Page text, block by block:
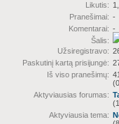
Likutis:
Pranešimai: -
Komentarai: -
Šalis:
Užsiregistravo:
Paskutinį kartą prisijungė:
Iš viso pranešimų:
Aktyviausias forumas:
Aktyviausia tema: